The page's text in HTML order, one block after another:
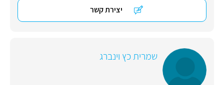
יצירת קשר
שמרית כץ וינברג